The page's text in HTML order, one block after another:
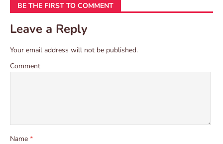
BE THE FIRST TO COMMENT
Leave a Reply
Your email address will not be published.
Comment
Name *